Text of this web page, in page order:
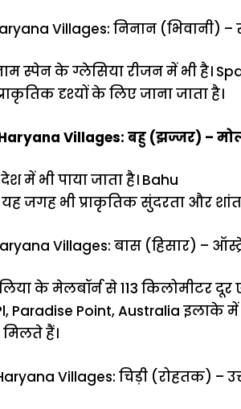
Villages: निनान (भिवानी) –
स्पेन के ग्लेसिया रीजन में भी है।
दृश्यों के लिए जाना जाता है।
Villages: बहु (झज्जर) –
में भी पाया जाता है। Bahu
जगह भी प्राकृतिक सुंदरता और शांत
Villages: बास (हिसार) –
के मेलबॉर्न से 113 किलोमीटर
Paradise Point, Australia इलाके
हैं।
Villages: चिड़ी (रोहतक) –